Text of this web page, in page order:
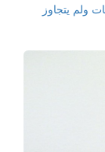
ولم يتجاوز